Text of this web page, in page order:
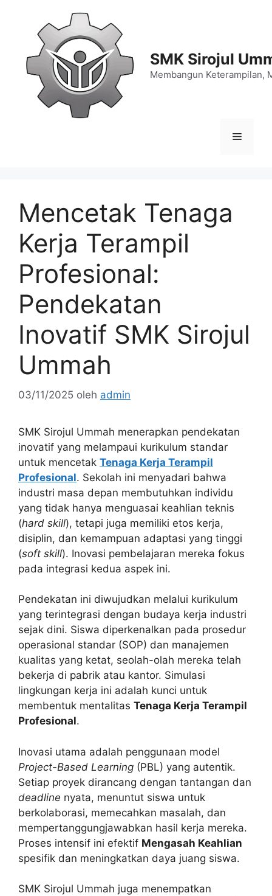
SMK Sirojul
Membangun Keterampilan,
Menu
Mencetak Tenaga
Kerja Terampil
Profesional:
Pendekatan
Inovatif SMK Sirojul
Ummah
03/11/2025 oleh admin
SMK Sirojul Ummah menerapkan pendekatan
inovatif yang melampaui kurikulum standar
untuk mencetak Tenaga Kerja Terampil
Profesional. Sekolah ini menyadari bahwa
industri masa depan membutuhkan individu
yang tidak hanya menguasai keahlian teknis
(hard skill), tetapi juga memiliki etos kerja,
disiplin, dan kemampuan adaptasi yang tinggi
(soft skill). Inovasi pembelajaran mereka fokus
pada integrasi kedua aspek ini.
Pendekatan ini diwujudkan melalui kurikulum
yang terintegrasi dengan budaya kerja industri
sejak dini. Siswa diperkenalkan pada prosedur
operasional standar (SOP) dan manajemen
kualitas yang ketat, seolah-olah mereka telah
bekerja di pabrik atau kantor. Simulasi
lingkungan kerja ini adalah kunci untuk
membentuk mentalitas Tenaga Kerja Terampil
Profesional.
Inovasi utama adalah penggunaan model
Project-Based Learning (PBL) yang autentik.
Setiap proyek dirancang dengan tantangan dan
deadline nyata, menuntut siswa untuk
berkolaborasi, memecahkan masalah, dan
mempertanggungjawabkan hasil kerja mereka.
Proses intensif ini efektif Mengasah Keahlian
spesifik dan meningkatkan daya juang siswa.
SMK Sirojul Ummah juga menempatkan